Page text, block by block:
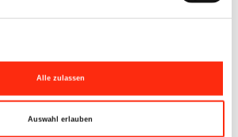
Alle zulassen
Auswahl erlauben